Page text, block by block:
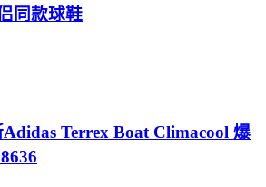
同款球鞋
Terrex Boat Climacool 爆